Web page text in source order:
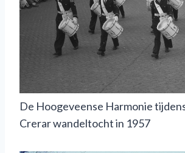
De Hoogeveense Harmonie
Crerar wandeltocht in 1957